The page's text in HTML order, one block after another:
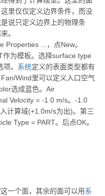
里仅仅定义边界条件，而没
说只定义边界上的物理条
。
Properties ...，点New。
为模板。选择surface type
。 系统定义的表面类型都有
Wind里可以定义入口空气
选成蓝色。Air
Velocity = -1.0 m/s。-1.0
计算域(+1.0m/s为出)。第三
Type = PART。后点OK。
一个面，其余的面可以用系